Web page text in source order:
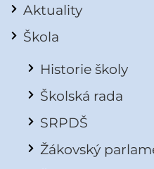
Aktuality
Škola
Historie školy
Školská rada
SRPDŠ
Žákovský